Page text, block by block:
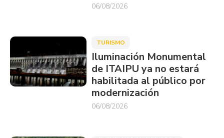
06/08/2026
TURISMO
Iluminación Monumental
de ITAIPU ya no estará
habilitada al público por
modernización
06/08/2026